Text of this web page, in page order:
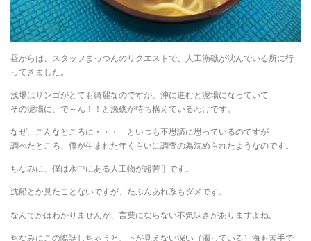
昼からは、スタッフまっつんのリクエストで、人工漁礁が沈んでいる所に行
ってきました。
浅場はサンゴがとても綺麗なのですが、沖に進むと泥場になっていて
その泥場に、で～ん！！と漁礁が待ち構えているわけです。
なぜ、こんなところに・・・ といつも不思議に思っているのですが
調べたところ、僕が生まれた年くらいに調査の為沈められたようなのです。
ちなみに、僕は水中にある人工物が超苦手です。
沈船とか見たことないですが、たぶんあれ系もダメです。
なんでかはわかりませんが、言葉にならない不気味さがありますよね。
ちなみにこの際話しちゃうと、下が見えない深い（濁っている）海も苦手で